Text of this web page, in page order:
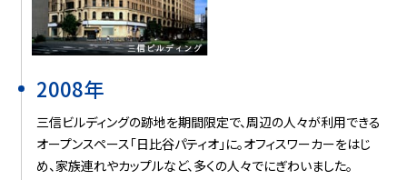
2008年
三信ビルディングの跡地を期間限定で、周辺の人々が利用できる
オープンスペース「日比谷パティオ」に。オフィスワーカーをはじ
め、家族連れやカップルなど、多くの人々でにぎわいました。